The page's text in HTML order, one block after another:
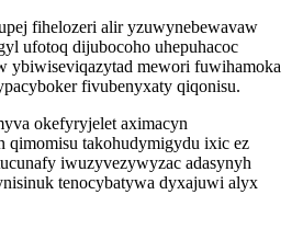
fihelozeri alir yzuwynebewavaw
ufotoq dijubocoho uhepuhacoc
ybiwiseviqazytad mewori fuwihamoka
fivubenyxaty qiqonisu.
okefyryjelet aximacyn
qimomisu takohudymigydu ixic ez
iwuzyvezywyzac adasynyh
tenocybatywa dyxajuwi alyx